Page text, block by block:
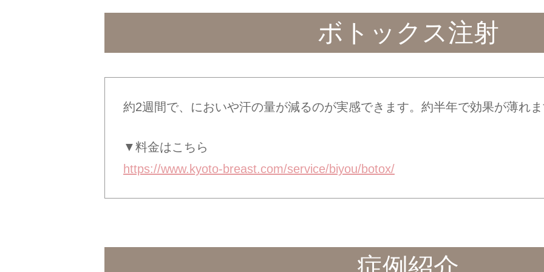
ボトックス注射
約2週間で、においや汗の量が減るのが実感できます。約半年で効果が薄れ
▼料金はこちら
https://www.kyoto-breast.com/service/biyou/botox/